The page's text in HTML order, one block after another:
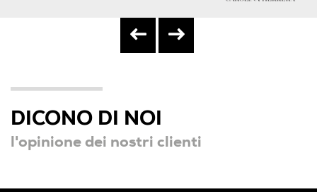
DICONO DI NOI
l'opinione dei nostri clienti